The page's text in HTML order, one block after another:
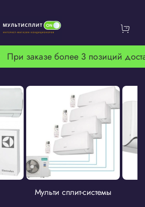
При заказе более 3 позиций
Мульти сплит-системы